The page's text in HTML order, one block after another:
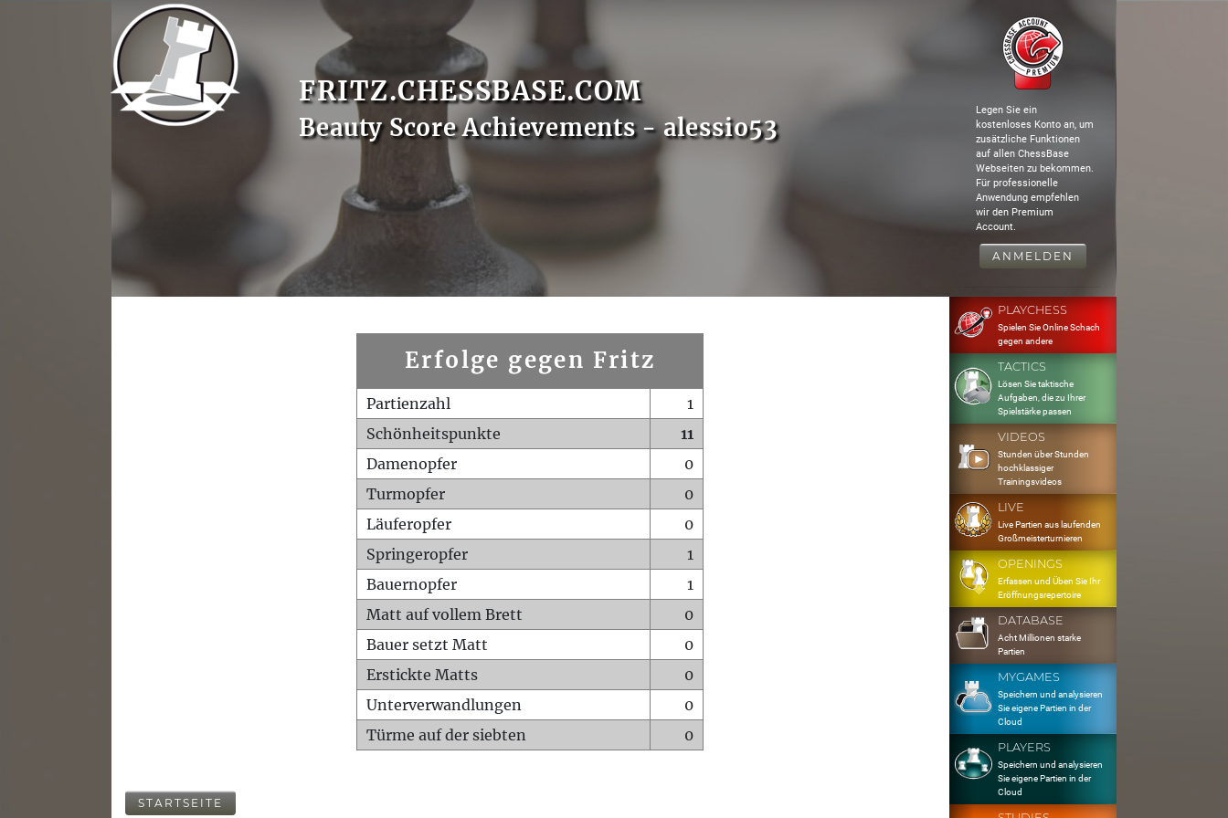
FRITZ.CHESSBASE.COM
Beauty Score Achievements - alessio53
Legen Sie ein
kostenloses Konto an, um
zusätzliche Funktionen
auf allen ChessBase
Webseiten zu bekommen.
Für professionelle
Anwendung empfehlen
wir den Premium
Account.
ANMELDEN
Erfolge gegen Fritz
Partienzahl
1
Schönheitspunkte
11
Damenopfer
0
Turmopfer
0
Läuferopfer
0
Springeropfer
1
Bauernopfer
1
Matt auf vollem Brett
0
Bauer setzt Matt
0
Erstickte Matts
0
Unterverwandlungen
0
Türme auf der siebten
0
STARTSEITE
PLAYCHESS
Spielen Sie Online Schach
gegen andere
TACTICS
Lösen Sie taktische
Aufgaben, die zu Ihrer
Spielstärke passen
VIDEOS
Stunden über Stunden
hochklassiger
Trainingsvideos
LIVE
Live Partien aus laufenden
Großmeisterturnieren
OPENINGS
Erfassen und Üben Sie Ihr
Eröffnungsrepertoire
DATABASE
Acht Millionen starke
Partien
MYGAMES
Speichern und analysieren
Sie eigene Partien in der
Cloud
PLAYERS
Speichern und analysieren
Sie eigene Partien in der
Cloud